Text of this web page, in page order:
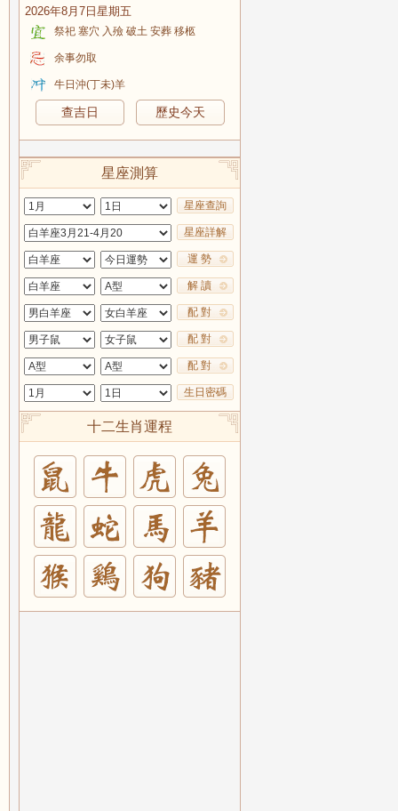
2026年8月7日星期五
祭祀 塞穴 入殮 破土 安葬 移柩
余事勿取
牛日沖(丁未)羊
查吉日 歷史今天
星座測算
星座查詢
星座詳解
運 勢
解 讀
配 對
配 對
配 對
生日密碼
十二生肖運程